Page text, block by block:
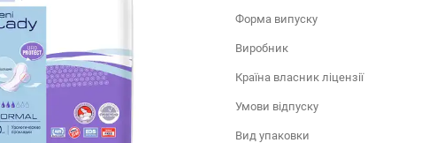
Форма випуску
Виробник
Країна власник ліцензії
Умови відпуску
Вид упаковки